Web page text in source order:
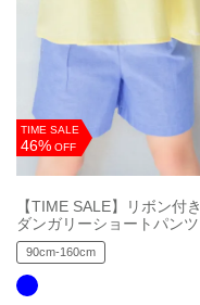
TIME SALE
46% OFF
【TIME SALE】リボン付き
ダンガリーショートパンツ
90cm-160cm